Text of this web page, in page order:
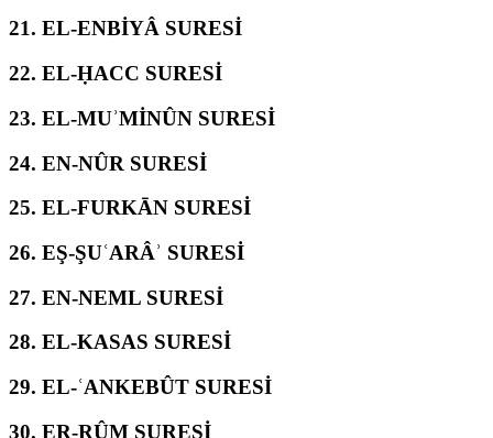
21. EL-ENBİYÂ SURESİ
22. EL-ḤACC SURESİ
23. EL-MUʾMİNÛN SURESİ
24. EN-NÛR SURESİ
25. EL-FURKĀN SURESİ
26. EŞ-ŞUʿARÂʾ SURESİ
27. EN-NEML SURESİ
28. EL-KASAS SURESİ
29. EL-ʿANKEBÛT SURESİ
30. ER-RÛM SURESİ